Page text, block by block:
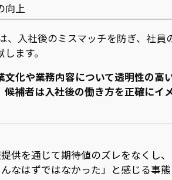
向上
、入社後のミスマッチを防ぎ、社員
ます。
文化や業務内容について透明性の高
候補者は入社後の働き方を正確にイ
供を通じて期待値のズレをなくし、
なはずではなかった」と感じる事態